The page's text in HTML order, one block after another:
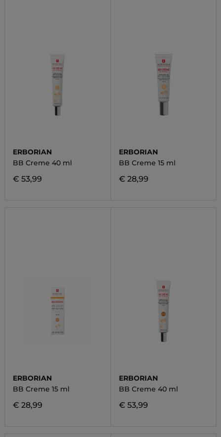
ERBORIAN
BB Creme 40 ml
€ 53,99
ERBORIAN
BB Creme 15 ml
€ 28,99
ERBORIAN
BB Creme 15 ml
€ 28,99
ERBORIAN
BB Creme 40 ml
€ 53,99